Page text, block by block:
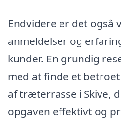
Endvidere er det også
anmeldelser og
kunder. En grundig
med at finde et
af træterrasse i Skive,
opgaven effektivt og